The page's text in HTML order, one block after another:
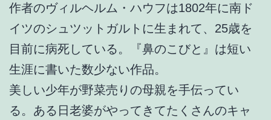
作者のヴィルヘルム・ハウフは1802年に南ド
イツのシュツットガルトに生まれて、25歳を
目前に病死している。『鼻のこびと』は短い
生涯に書いた数少ない作品。
美しい少年が野菜売りの母親を手伝ってい
る。ある日老婆がやってきてたくさんのキャ